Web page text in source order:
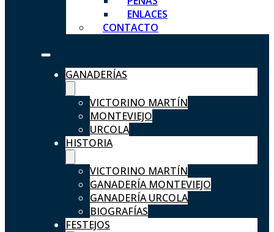
ENLACES
CONTACTO
GANADERÍAS
VICTORINO MARTÍN
MONTEVIEJO
URCOLA
HISTORIA
VICTORINO MARTÍN
GANADERÍA MONTEVIEJO
GANADERÍA URCOLA
BIOGRAFÍAS
FESTEJOS